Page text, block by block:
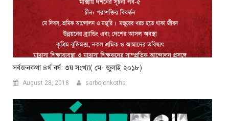
সর্বজনকথা ৪র্থ বর্ষ: ৩য় সংখ্যা( মে- জুলাই ২০১৮)
August 28, 2018 sarbojonkotha